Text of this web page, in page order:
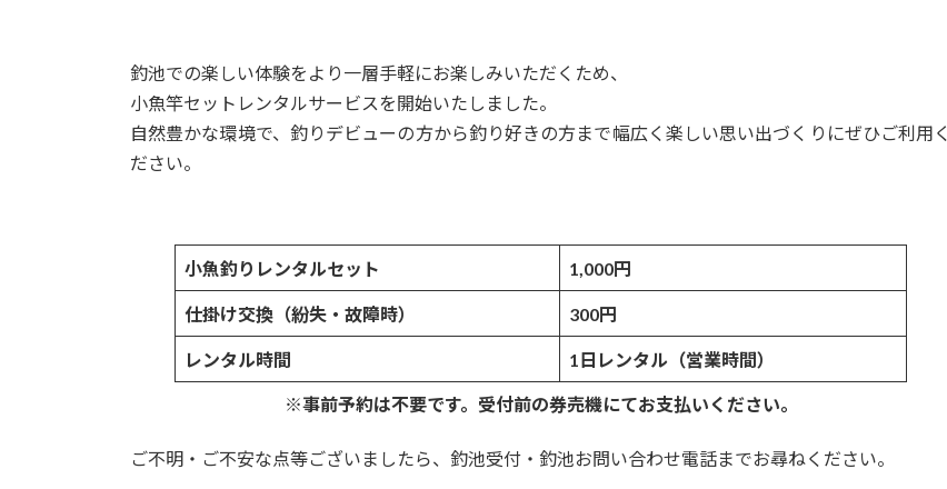
釣池での楽しい体験をより一層手軽にお楽しみいただくため、
小魚竿セットレンタルサービスを開始いたしました。
自然豊かな環境で、釣りデビューの方から釣り好きの方まで幅広く楽しい思い出づくりにぜひご利用く
ださい。
小魚釣りレンタルセット 1,000円
仕掛け交換（紛失・故障時） 300円
レンタル時間 1日レンタル（営業時間）
※事前予約は不要です。受付前の券売機にてお支払いください。
ご不明・ご不安な点等ございましたら、釣池受付・釣池お問い合わせ電話までお尋ねください。